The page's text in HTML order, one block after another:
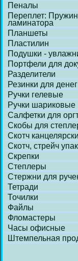
Пеналы
Переплет:
ламинатора
Планшеты
Пластилин
Подушки -
Портфели для
Разделители
Резинки для денег
Ручки гелевые
Ручки шариковые
Салфетки для
Скобы для
Скотч
Скотч, стрейч
Скрепки
Степлеры
Стержни для
Тетради
Точилки
Файлы
Фломастеры
Часы офисные
Штемпельная